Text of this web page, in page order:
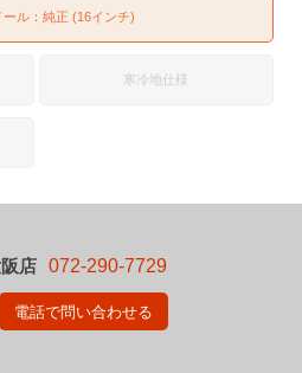
ール：純正 (16インチ)
寒冷地仕様
店 072-290-7729
電話で問い合わせる